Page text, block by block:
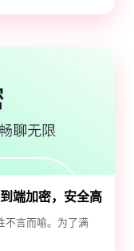
端加密，安全高
不言而喻。为了满